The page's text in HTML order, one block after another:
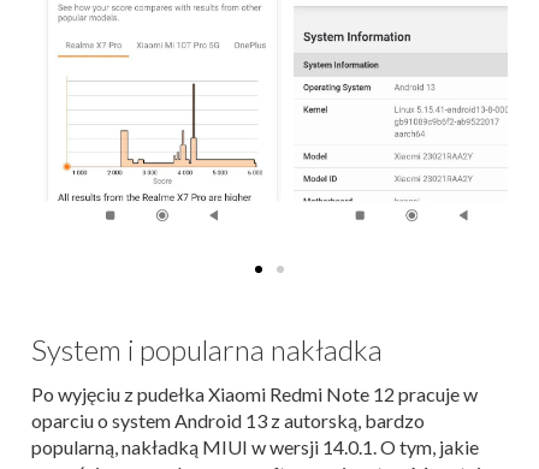
System i popularna nakładka
Po wyjęciu z pudełka Xiaomi Redmi Note 12 pracuje w
oparciu o system Android 13 z autorską, bardzo
popularną, nakładką MIUI w wersji 14.0.1. O tym, jakie